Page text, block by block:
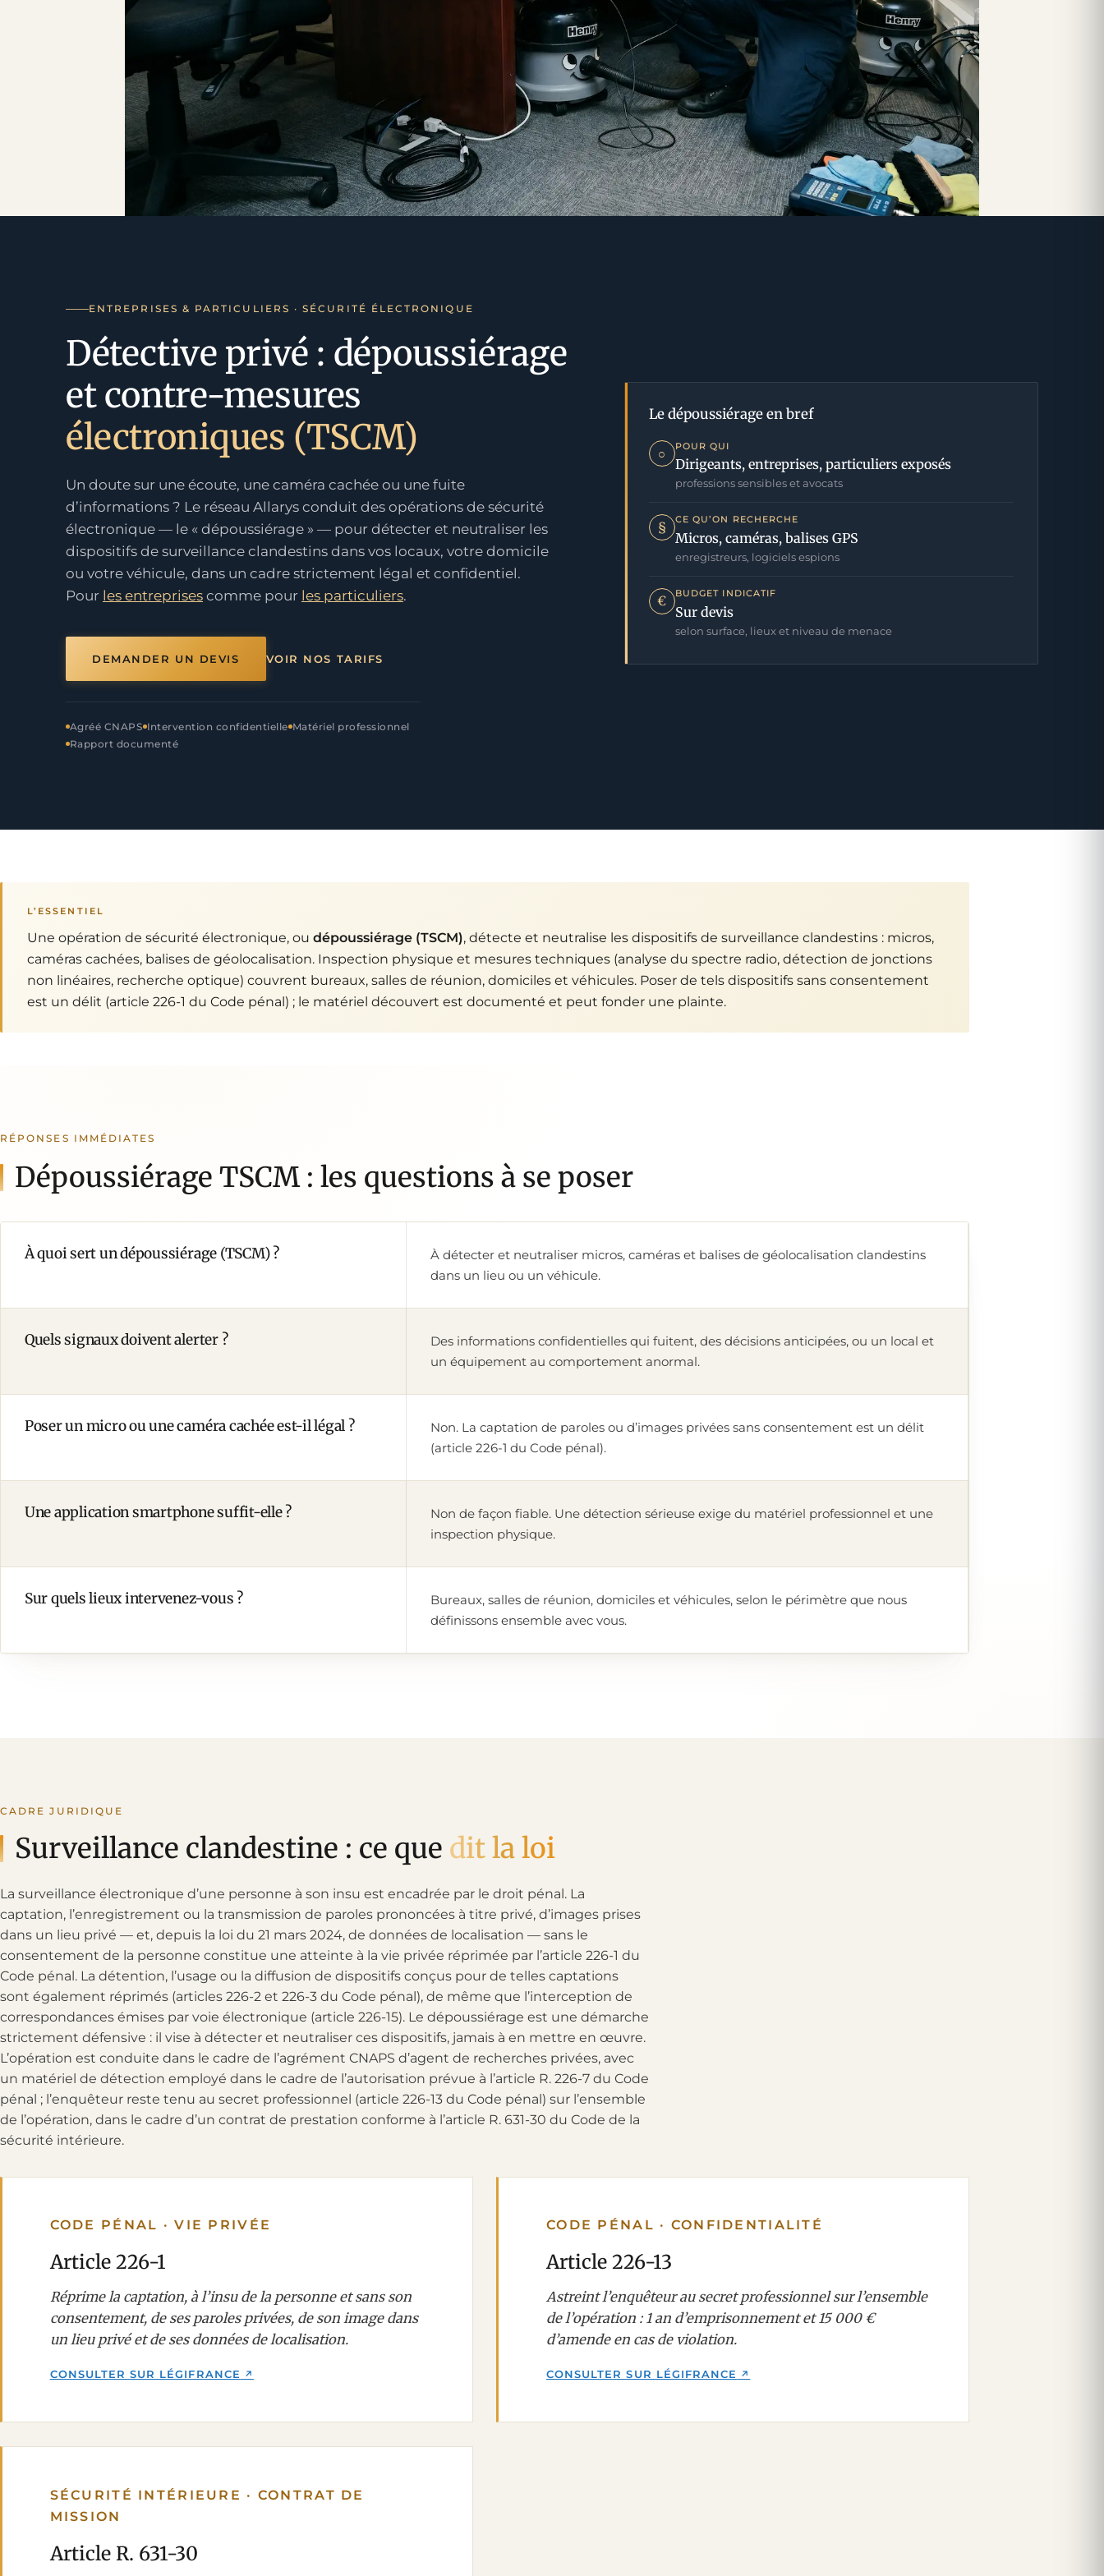
ENTREPRISES & PARTICULIERS · SÉCURITÉ ÉLECTRONIQUE
Détective privé : dépoussiérage
et contre-mesures
électroniques (TSCM)
Un doute sur une écoute, une caméra cachée ou une fuite
d’informations ? Le réseau Allarys conduit des opérations de sécurité
électronique — le « dépoussiérage » — pour détecter et neutraliser les
dispositifs de surveillance clandestins dans vos locaux, votre domicile
ou votre véhicule, dans un cadre strictement légal et confidentiel.
Pour les entreprises comme pour les particuliers.
DEMANDER UN DEVIS VOIR NOS TARIFS
Agréé CNAPS Intervention confidentielle Matériel professionnel
Rapport documenté
Le dépoussiérage en bref
○
POUR QUI
Dirigeants, entreprises, particuliers exposés
professions sensibles et avocats
§
CE QU’ON RECHERCHE
Micros, caméras, balises GPS
enregistreurs, logiciels espions
€
BUDGET INDICATIF
Sur devis
selon surface, lieux et niveau de menace
L’ESSENTIEL
Une opération de sécurité électronique, oudépoussiérage (TSCM), détecte et neutralise les dispositifs de surveillance clandestins : micros,
caméras cachées, balises de géolocalisation. Inspection physique et mesures techniques (analyse du spectre radio, détection de jonctions
non linéaires, recherche optique) couvrent bureaux, salles de réunion, domiciles et véhicules. Poser de tels dispositifs sans consentement
est un délit (article 226-1 du Code pénal) ; le matériel découvert est documenté et peut fonder une plainte.
RÉPONSES IMMÉDIATES
Dépoussiérage TSCM : les questions à se poser
À quoi sert un dépoussiérage (TSCM) ?
À détecter et neutraliser micros, caméras et balises de géolocalisation clandestins
dans un lieu ou un véhicule.
Quels signaux doivent alerter ?
Des informations confidentielles qui fuitent, des décisions anticipées, ou un local et
un équipement au comportement anormal.
Poser un micro ou une caméra cachée est-il légal ?
Non. La captation de paroles ou d’images privées sans consentement est un délit
(article 226-1 du Code pénal).
Une application smartphone suffit-elle ?
Non de façon fiable. Une détection sérieuse exige du matériel professionnel et une
inspection physique.
Sur quels lieux intervenez-vous ?
Bureaux, salles de réunion, domiciles et véhicules, selon le périmètre que nous
définissons ensemble avec vous.
CADRE JURIDIQUE
Surveillance clandestine : ce que dit la loi
La surveillance électronique d’une personne à son insu est encadrée par le droit pénal. La
captation, l’enregistrement ou la transmission de paroles prononcées à titre privé, d’images prises
dans un lieu privé — et, depuis la loi du 21 mars 2024, de données de localisation — sans le
consentement de la personne constitue une atteinte à la vie privée réprimée par l’article 226-1 du
Code pénal. La détention, l’usage ou la diffusion de dispositifs conçus pour de telles captations
sont également réprimés (articles 226-2 et 226-3 du Code pénal), de même que l’interception de
correspondances émises par voie électronique (article 226-15). Le dépoussiérage est une démarche
strictement défensive : il vise à détecter et neutraliser ces dispositifs, jamais à en mettre en œuvre.
L’opération est conduite dans le cadre de l’agrément CNAPS d’agent de recherches privées, avec
un matériel de détection employé dans le cadre de l’autorisation prévue à l’article R. 226-7 du Code
pénal ; l’enquêteur reste tenu au secret professionnel (article 226-13 du Code pénal) sur l’ensemble
de l’opération, dans le cadre d’un contrat de prestation conforme à l’article R. 631-30 du Code de la
sécurité intérieure.
CODE PÉNAL · VIE PRIVÉE
Article 226-1
Réprime la captation, à l’insu de la personne et sans son
consentement, de ses paroles privées, de son image dans
un lieu privé et de ses données de localisation.
CONSULTER SUR LÉGIFRANCE
CODE PÉNAL · CONFIDENTIALITÉ
Article 226-13
Astreint l’enquêteur au secret professionnel sur l’ensemble
de l’opération : 1 an d’emprisonnement et 15 000 €
d’amende en cas de violation.
CONSULTER SUR LÉGIFRANCE
SÉCURITÉ INTÉRIEURE · CONTRAT DE
MISSION
Article R. 631-30